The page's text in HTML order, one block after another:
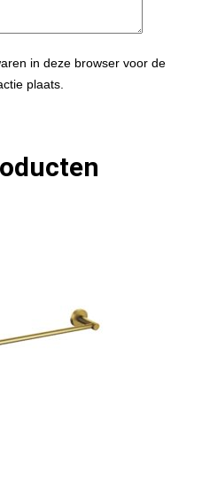
in deze browser voor de
plaats.